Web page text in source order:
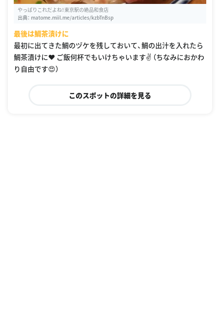
やっぱりこれだよね！東京駅の絶品和食店
出典： matome.miil.me/articles/kzbTnBsp
最後は鯛茶漬けに
最初に出てきた鯛のヅケを残しておいて、鯛の出汁を入れたら
鯛茶漬けに❤️ ご飯何杯でもいけちゃいます✌️ （ちなみにおかわ
り自由です😍）
このスポットの詳細を見る